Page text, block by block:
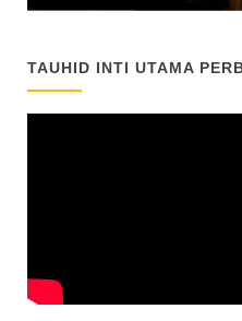
TAUHID INTI UTAMA